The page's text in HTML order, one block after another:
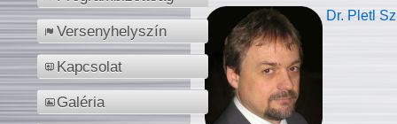
Versenyhelyszín
Kapcsolat
Galéria
Dr. Pletl